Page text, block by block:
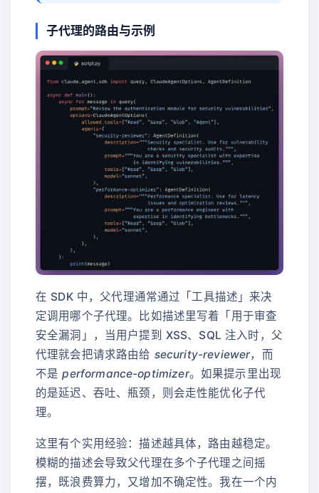
子代理的路由与示例
在 SDK 中，父代理通常通过「工具描述」来决
定调用哪个子代理。比如描述里写着「用于审查
安全漏洞」，当用户提到 XSS、SQL 注入时，父
代理就会把请求路由给 security-reviewer，而
不是performance-optimizer。如果提示里出现
的是延迟、吞吐、瓶颈，则会走性能优化子代
理。
这里有个实用经验：描述越具体，路由越稳定。
模糊的描述会导致父代理在多个子代理之间摇
摆，既浪费算力，又增加不确定性。我在一个内